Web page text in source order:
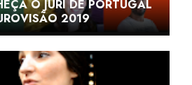
O JÚRI DE PORTUGAL
2019